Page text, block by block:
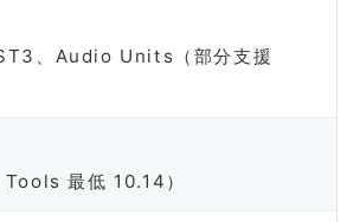
、Audio Units（部分支援
最低 10.14）